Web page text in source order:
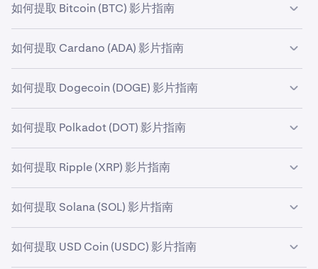
如何提取 Bitcoin (BTC) 影片指南
如何提取 Cardano (ADA) 影片指南
如何提取 Dogecoin (DOGE) 影片指南
如何提取 Polkadot (DOT) 影片指南
如何提取 Ripple (XRP) 影片指南
如何提取 Solana (SOL) 影片指南
如何提取 USD Coin (USDC) 影片指南